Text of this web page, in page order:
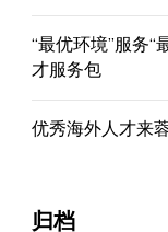
“最优环境”服务
才服务包
优秀海外人才来
归档